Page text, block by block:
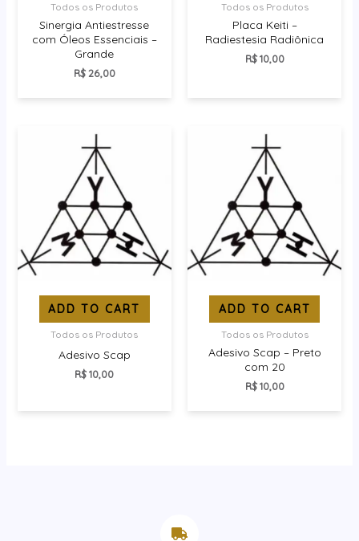
Todos os Produtos
Sinergia Antiestresse
com Óleos Essenciais –
Grande
R$26,00
Todos os Produtos
Placa Keiti –
Radiestesia Radiônica
R$10,00
ADD TO CART
Todos os Produtos
Adesivo Scap
R$10,00
ADD TO CART
Todos os Produtos
Adesivo Scap – Preto
com 20
R$10,00